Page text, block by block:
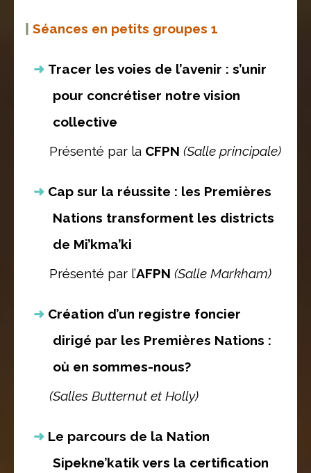
Séances en petits groupes 1
Tracer les voies de l’avenir : s’unir
pour concrétiser notre vision
collective
Présenté par la CFPN (Salle principale)
Cap sur la réussite : les Premières
Nations transforment les districts
de Mi’kma’ki
Présenté par l’AFPN (Salle Markham)
Création d’un registre foncier
dirigé par les Premières Nations :
où en sommes-nous?
(Salles Butternut et Holly)
Le parcours de la Nation
Sipekne’katik vers la certification